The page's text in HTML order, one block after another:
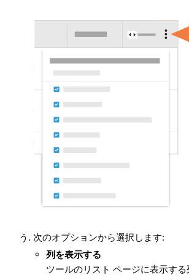
次のオプションから選択します:
列を表示する
ツールのリスト ページに表示す